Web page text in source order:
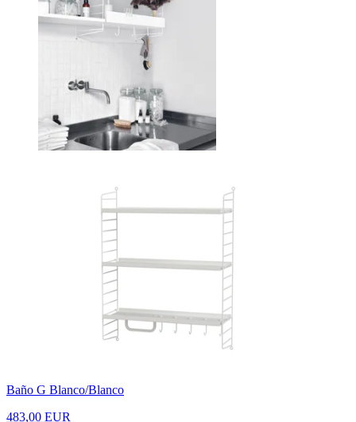
Baño G Blanco/Blanco
483,00 EUR